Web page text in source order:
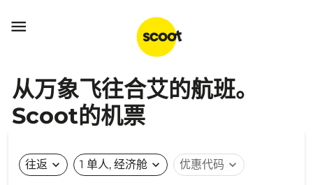

从万象飞往合艾的航班。
Scoot的机票
往返 expand_more 1 单人, 经济舱 expand_more 优惠代码 expand_more